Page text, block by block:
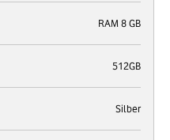
RAM 8 GB
512GB
Silber